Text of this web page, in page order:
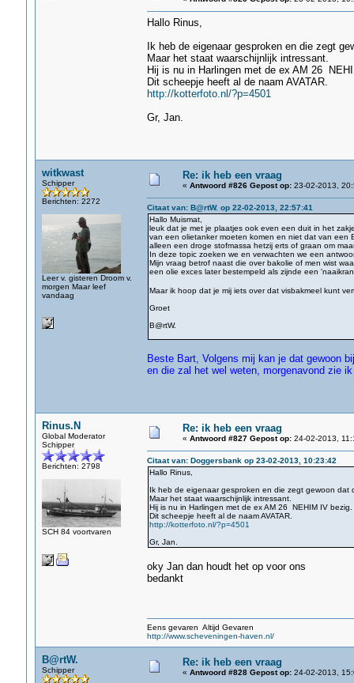
Hallo Rinus,
Ik heb de eigenaar gesproken en die zegt
Maar het staat waarschijnlijk intressant.
Hij is nu in Harlingen met de ex AM 26
Dit scheepje heeft al de naam AVATAR.
http://kotterfoto.nl/?p=4501
Gr, Jan.
witkwast
Schipper
Berichten: 2272
Leer v. gisteren Droom v.
morgen Maar leef
vandaag
Re: ik heb een vraag
« Antwoord #826 Gepost op:23-02-2013,
Citaat van: B@rtW. op 22-02-2013, 22:57:41
Hallo Muismat,
leuk dat je met je plaatjes ook even een duit in het
van een olietanker moeten komen en niet dat van een
alleen een droge stofmassa hetzij erts of graan om
In deze topic zoeken we en verwachten we een
Mijn vraag betrof naast die over bakolie of men wist
een olie exces later bestempeld als zijnde een
Maar ik hoop dat je mij iets over dat visbakmeel kunt
Groet
B@rtW.
Beste Bart, Volgens mij kan je dat gewoon
en die zal het wel weten, morgenavond zie
Rinus.N
Global Moderator
Schipper
Berichten: 2798
SCH 84 voortvaren
Re: ik heb een vraag
« Antwoord #827 Gepost op:24-02-2013,
Citaat van: Doggersbank op 23-02-2013, 10:23:42
Hallo Rinus,
Ik heb de eigenaar gesproken en die zegt gewoon dat
Maar het staat waarschijnlijk intressant.
Hij is nu in Harlingen met de ex AM 26 NEHIM IV bezig.
Dit scheepje heeft al de naam AVATAR.
http://kotterfoto.nl/?p=4501
Gr, Jan.
oky Jan dan houdt het op voor ons
bedankt
Eens gevaren Altijd Gevaren
http://www.scheveningen-haven.nl/
B@rtW.
Schipper
Re: ik heb een vraag
« Antwoord #828 Gepost op:24-02-2013,